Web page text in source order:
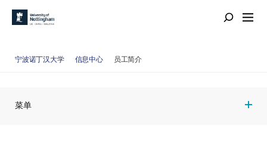
宁波诺丁汉大学 信息中心 员工简介
菜单